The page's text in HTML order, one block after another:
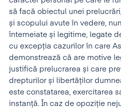
să facă obiectul unei
și scopului avute în vedere,
întemeiate și legitime, legate
cu excepția cazurilor în care
demonstrează că are motive
justifică prelucrarea și care
drepturilor și libertăților
este constatarea, exercitarea
instanță. În caz de opoziție